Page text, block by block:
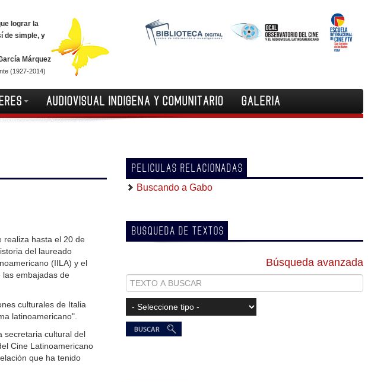
lograr la
de simple, y
Márquez
(1927-2014)
AUDIOVISUAL INDIGENA Y COMUNITARIO GALERIA
realiza hasta el 20 de
del laureado
(IILA) y el
las embajadas de
culturales de Italia
latinoamericano".
secretaria cultural del
Cine Latinoamericano
que ha tenido
PELICULAS RELACIONADAS
Buscando a Gabo
BUSQUEDA DE TEXTOS
Búsqueda avanzada